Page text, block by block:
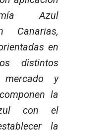
Azul
Canarias,
en
distintos
y
la
con el
la